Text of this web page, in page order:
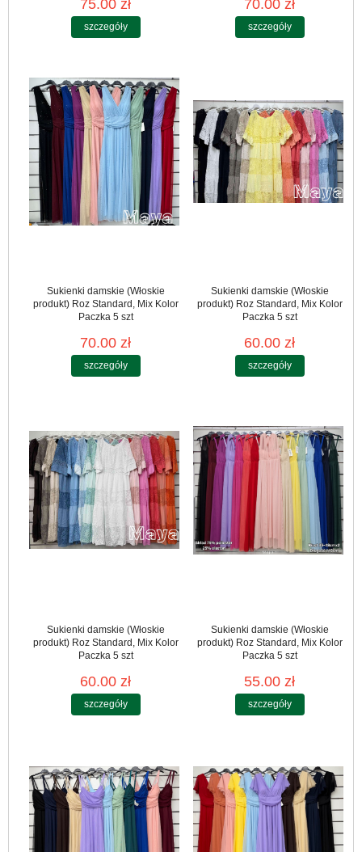
75.00 zł
szczegóły
70.00 zł
szczegóły
Sukienki damskie (Włoskie
produkt) Roz Standard, Mix Kolor
Paczka 5 szt
70.00 zł
szczegóły
Sukienki damskie (Włoskie
produkt) Roz Standard, Mix Kolor
Paczka 5 szt
60.00 zł
szczegóły
Sukienki damskie (Włoskie
produkt) Roz Standard, Mix Kolor
Paczka 5 szt
60.00 zł
szczegóły
Sukienki damskie (Włoskie
produkt) Roz Standard, Mix Kolor
Paczka 5 szt
55.00 zł
szczegóły